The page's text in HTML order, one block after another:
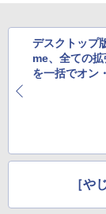
デスクトップ
me、全ての
を一括でオン
［や